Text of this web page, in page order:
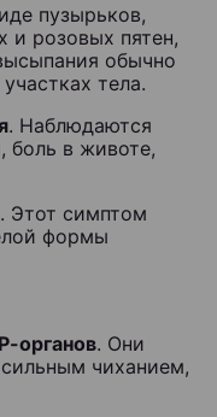
пузырьков,
и розовых пятен,
обычно
тела.
. Наблюдаются
боль в животе,
. Этот симптом
формы
органов. Они
чиханием,